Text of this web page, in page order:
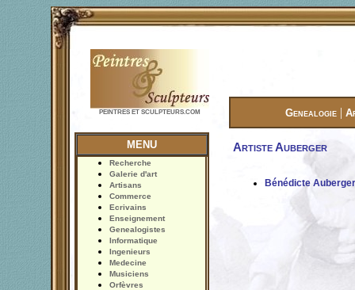
PEINTRES ET SCULPTEURS.COM Genealogie |
MENU
Recherche
Galerie d'art
Artisans
Commerce
Ecrivains
Enseignement
Genealogistes
Informatique
Ingenieurs
Medecine
Musiciens
Orfèvres
Artiste Auberger
Bénédicte Auberger